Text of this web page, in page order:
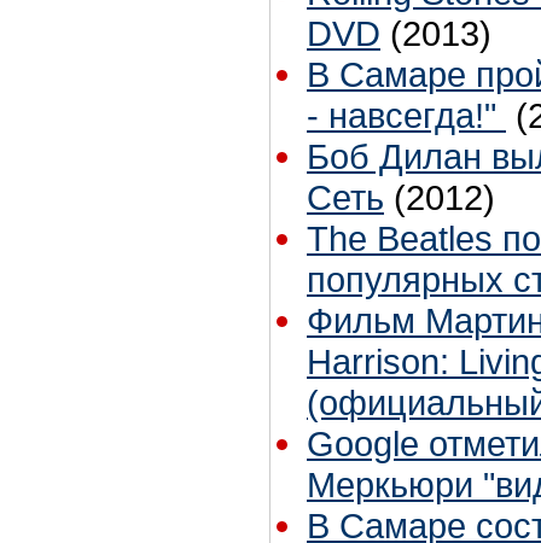
DVD (2013)
В Самаре
- навсегда!"
Боб Дилан
Сеть (2012)
The Beatles
популярных
Фильм
Harrison:
Google
Меркьюри
В Самаре